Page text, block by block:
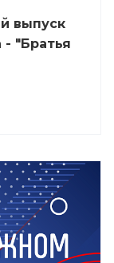
выпуск
- "Братья